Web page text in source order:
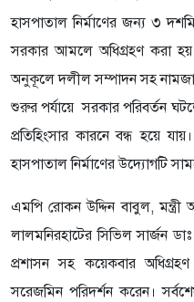
হাসপাতাল নির্মাণের জন্য ৩
সরকার আমলে অধিগ্রহণ করা হয়।
অনুকূলে দলীল সম্পাদন সহ
শুরুর পর্যায়ে সরকার পরিবর্তন
প্রতিহিংসার কারনে বন্ধ হয়ে
হাসপাতাল নির্মাণের উদ্যোগটি
এমপি রোকন উদ্দিন বাবুল, মন্ত্রী
লালমনিরহাটের সিভিল সার্জন
প্রশাসন সহ কয়েকবার
সরেজমিন পরিদর্শন করেন।